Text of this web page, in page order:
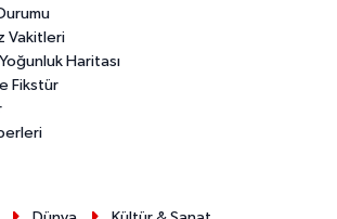
Vakitleri
Haritası
Fikstür